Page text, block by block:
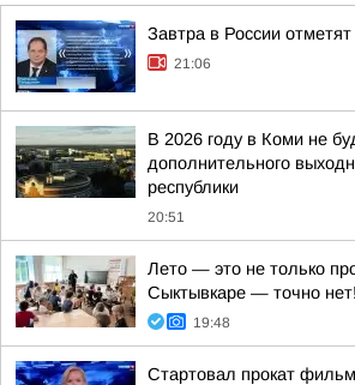
Завтра в России
21:06
В 2026 году в Коми не
дополнительного
республики
20:51
Лето — это не только
Сыктывкаре — точно нет!
19:48
Стартовал прокат